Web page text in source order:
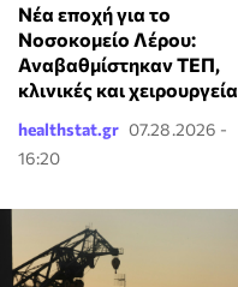
Νέα εποχή για το
Νοσοκομείο Λέρου:
Αναβαθμίστηκαν ΤΕΠ,
κλινικές και χειρουργεία
healthstat.gr 07.28.2026 -
16:20